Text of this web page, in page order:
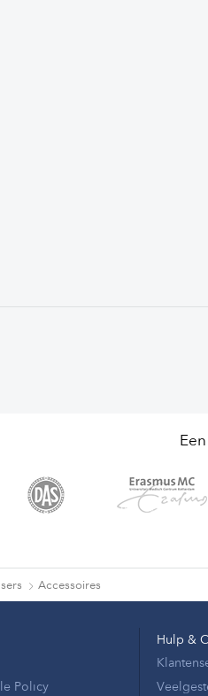
Accessoires
Policy
Hulp &